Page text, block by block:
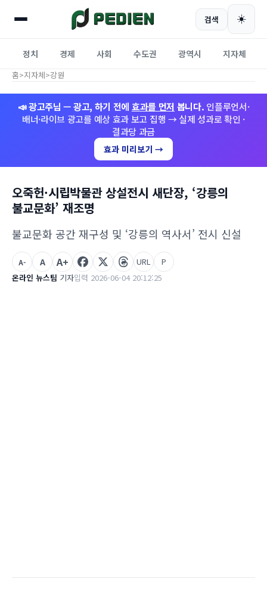
검색 ☀️
정치 경제 사회 수도권 광역시 지자체
홈>지자체>강원
📣 광고주님 — 광고, 하기 전에 효과를 먼저 봅니다. 인플루언서·
배너·라이브 광고를 예상 효과 보고 집행 → 실제 성과로 확인 ·
결과당 과금
효과 미리보기 →
오죽헌·시립박물관 상설전시 새단장, ‘강릉의
불교문화’ 재조명
불교문화 공간 재구성 및 ‘강릉의 역사서’ 전시 신설
온라인 뉴스팀 기자입력 2026-06-04 20:12:25
A- A A+ URL P